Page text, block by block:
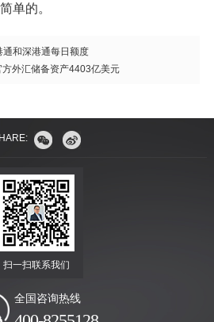
单的。
和深港通每日额度
外汇储备资产4403亿美元
扫一扫联系我们
全国咨询热线